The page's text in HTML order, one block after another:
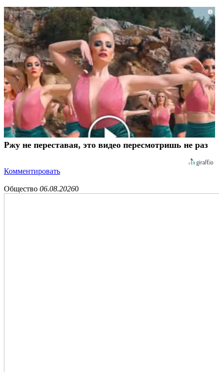
i
Ржу не переставая, это видео пересмотришь не раз
Комментировать
Общество 06.08.20260